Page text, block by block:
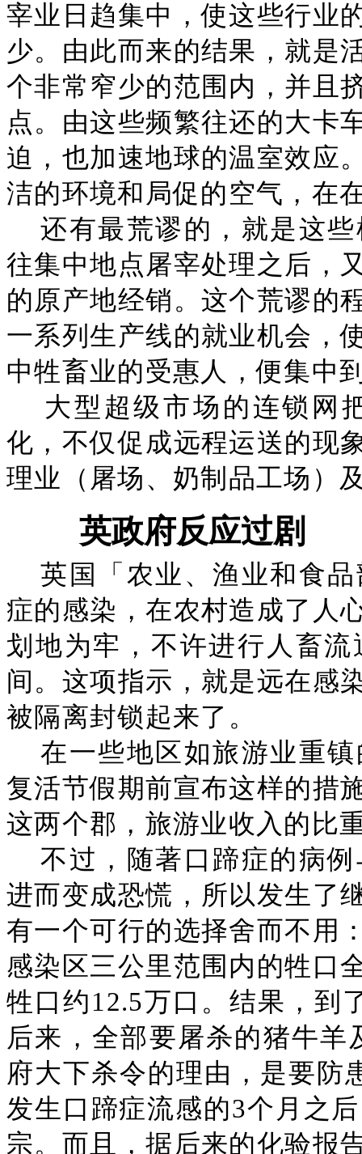
宰业日趋集中，使这些行业
少。由此而来的结果，就是
个非常窄少的范围内，并且
点。由这些频繁往还的大卡
迫，也加速地球的温室效应
洁的环境和局促的空气，在
还有最荒谬的，就是这
往集中地点屠宰处理之后，
的原产地经销。这个荒谬的
一系列生产线的就业机会，
中牲畜业的受惠人，便集中
大型超级市场的连锁网
化，不仅促成远程运送的现
理业（屠场、奶制品工场）
英政府反应过剧
英国「农业、渔业和食
症的感染，在农村造成了人
划地为牢，不许进行人畜
间。这项指示，就是远在感
被隔离封锁起来了。
在一些地区如旅游业重
复活节假期前宣布这样的措
这两个郡，旅游业收入的比
不过，随著口蹄症的病
进而变成恐慌，所以发生了
有一个可行的选择舍而不用
感染区三公里范围内的牲口
牲口约12.5万口。结果，到
后来，全部要屠杀的猪牛
府大下杀令的理由，是要防
发生口蹄症流感的3个月之
宗。而且，据后来的化验报